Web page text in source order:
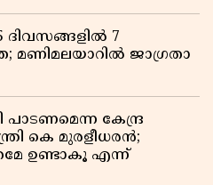
7
മണിമലയാറിൽ ജാഗ്രതാ
കേന്ദ്ര
കെ മുരളീധരൻ;
ഉണ്ടാകൂ എന്ന്